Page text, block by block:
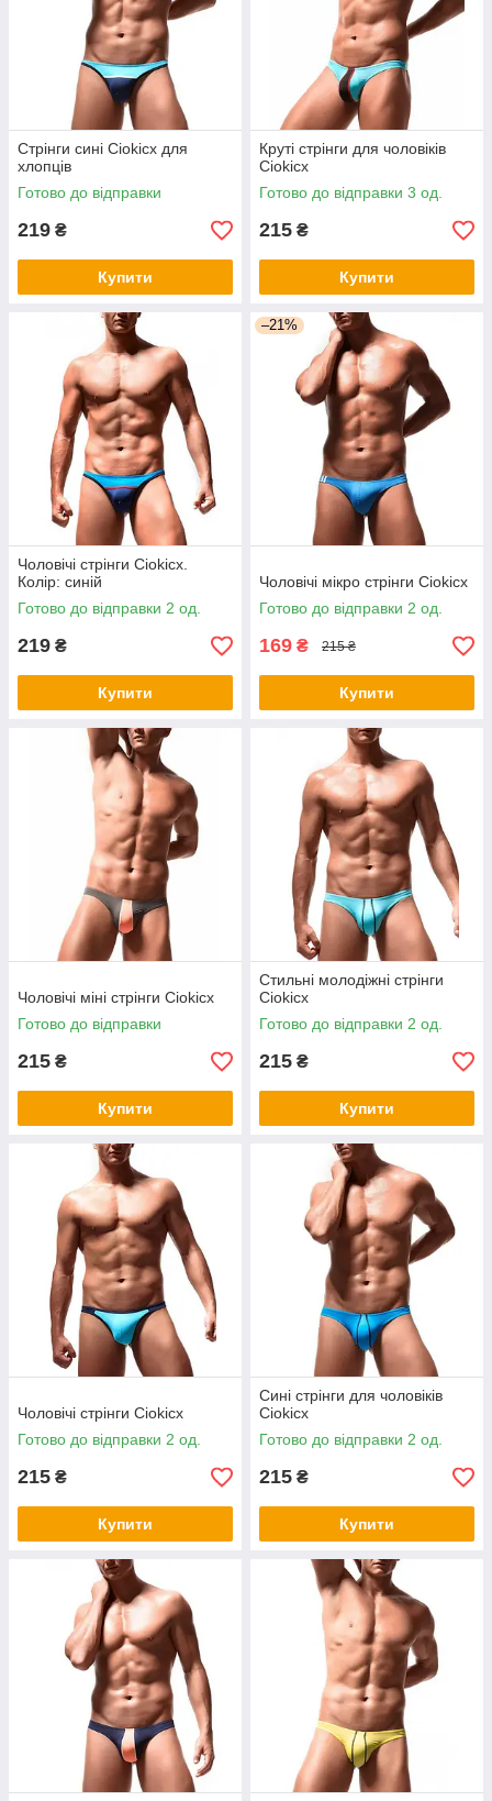
Стрінги сині Ciokicx для
хлопців
Готово до відправки
219 ₴
Купити
Круті стрінги для чоловіків
Ciokicx
Готово до відправки 3 од.
215 ₴
Купити
Чоловічі стрінги Ciokicx.
Колір: синій
Готово до відправки 2 од.
219 ₴
Купити
–21%
Чоловічі мікро стрінги Ciokicx
Готово до відправки 2 од.
169 ₴ 215 ₴
Купити
Чоловічі міні стрінги Ciokicx
Готово до відправки
215 ₴
Купити
Стильні молодіжні стрінги
Ciokicx
Готово до відправки 2 од.
215 ₴
Купити
Чоловічі стрінги Ciokicx
Готово до відправки 2 од.
215 ₴
Купити
Сині стрінги для чоловіків
Ciokicx
Готово до відправки 2 од.
215 ₴
Купити